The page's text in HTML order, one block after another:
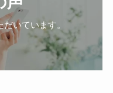
いています。